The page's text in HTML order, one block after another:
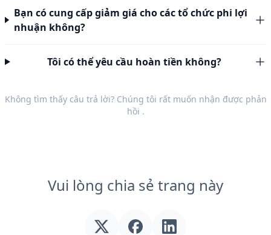
Bạn có cung cấp giảm giá cho các tổ chức phi lợi
nhuận không?
Tôi có thể yêu cầu hoàn tiền không?
Không tìm thấy câu trả lời? Chúng tôi rất muốn nhận được phản
hồi .
Vui lòng chia sẻ trang này